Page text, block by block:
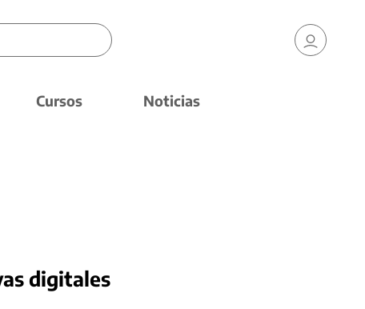
Cursos Noticias
digitales